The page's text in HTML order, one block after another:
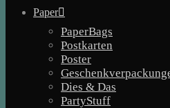
Paper
PaperBags
Postkarten
Poster
Dies & Das
PartyStuff